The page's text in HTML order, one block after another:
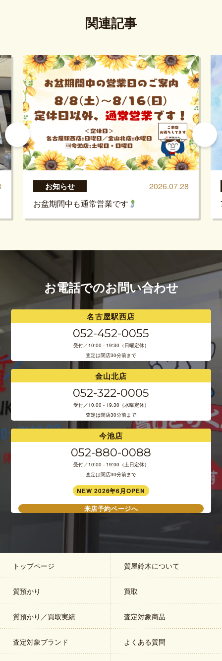
関連記事
お知らせ
2026.07.28
お盆期間中も通常営業です
お電話でのお問い合わせ
名古屋駅西店
052-452-0055
受付／10:00 - 19:30（日曜定休）
査定は閉店30分前まで
金山北店
052-322-0005
受付／10:00 - 19:30（水曜定休）
査定は閉店30分前まで
今池店
052-880-0088
受付／10:00 - 19:00（土日定休）
査定は閉店30分前まで
NEW 2026年6月OPEN
来店予約ページへ
トップページ 質屋鈴木について
質預かり 買取
質預かり／買取実績 査定対象商品
査定対象ブランド よくある質問